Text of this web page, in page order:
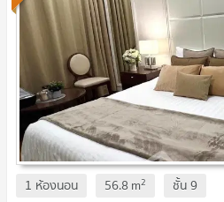
1 ห้องนอน 56.8m2 ชั้น9